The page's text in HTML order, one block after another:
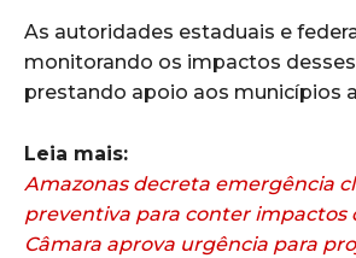
As autoridades estaduais e
monitorando os impactos
prestando apoio aos municípios
Leia mais:
Amazonas decreta emergência
preventiva para conter impactos
Câmara aprova urgência para